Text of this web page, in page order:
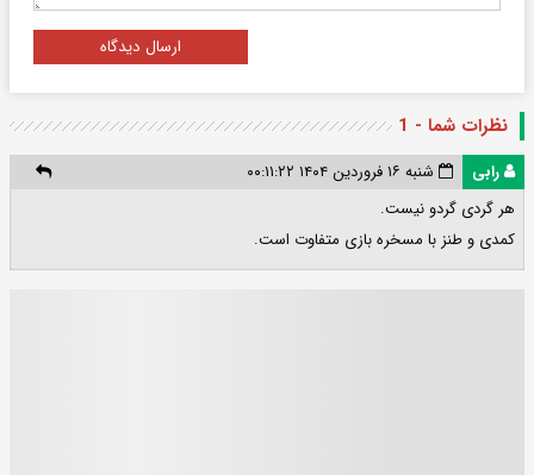
ارسال دیدگاه
نظرات شما - 1
رابی
شنبه ۱۶ فروردین ۱۴۰۴ ۰۰:۱۱:۲۲
هر گردی گردو نیست.
کمدی و طنز با مسخره بازی متفاوت است.